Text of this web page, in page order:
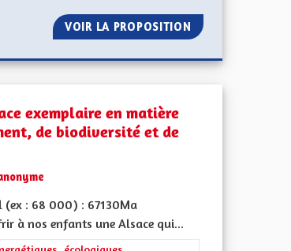
RÉSILIENTVOIR LA PROPOSITION BRIGADE VERTE
et climatiques
exemplaire en matière
de biodiversité et de
(ex : 68 000) : 67130Ma
à nos enfants une Alsace qui...